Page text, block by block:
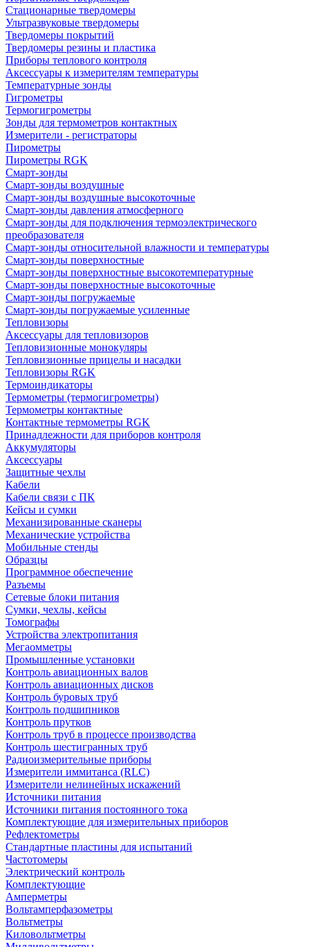
Стационарные твердомеры
Ультразвуковые твердомеры
Твердомеры покрытий
Твердомеры резины и пластика
Приборы теплового контроля
Аксессуары к измерителям температуры
Температурные зонды
Гигрометры
Термогигрометры
Зонды для термометров контактных
Измерители - регистраторы
Пирометры
Пирометры RGK
Смарт-зонды
Смарт-зонды воздушные
Смарт-зонды воздушные высокоточные
Смарт-зонды давления атмосферного
Смарт-зонды для подключения термоэлектрического
преобразователя
Смарт-зонды относительной влажности и температуры
Смарт-зонды поверхностные
Смарт-зонды поверхностные высокотемпературные
Смарт-зонды поверхностные высокоточные
Смарт-зонды погружаемые
Смарт-зонды погружаемые усиленные
Тепловизоры
Аксессуары для тепловизоров
Тепловизионные монокуляры
Тепловизионные прицелы и насадки
Тепловизоры RGK
Термоиндикаторы
Термометры (термогигрометры)
Термометры контактные
Контактные термометры RGK
Принадлежности для приборов контроля
Аккумуляторы
Аксессуары
Защитные чехлы
Кабели
Кабели связи с ПК
Кейсы и сумки
Механизированные сканеры
Механические устройства
Мобильные стенды
Образцы
Программное обеспечение
Разъемы
Сетевые блоки питания
Сумки, чехлы, кейсы
Томографы
Устройства электропитания
Мегаомметры
Промышленные установки
Контроль авиационных валов
Контроль авиационных дисков
Контроль буровых труб
Контроль подшипников
Контроль прутков
Контроль труб в процессе производства
Контроль шестигранных труб
Радиоизмерительные приборы
Измерители иммитанса (RLC)
Измерители нелинейных искажений
Источники питания
Источники питания постоянного тока
Комплектующие для измерительных приборов
Рефлектометры
Стандартные пластины для испытаний
Частотомеры
Электрический контроль
Комплектующие
Амперметры
Вольтамперфазометры
Вольтметры
Киловольтметры